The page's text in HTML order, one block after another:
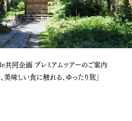
同企画 プレミアムツアーのご案内
味しい食に触れる、ゆったり旅」